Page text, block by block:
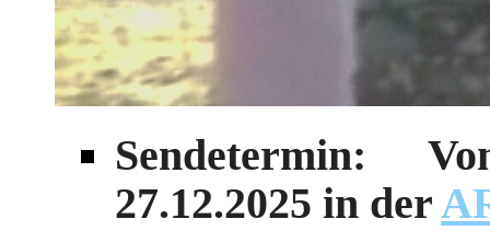
Sendetermin:
27.12.2025 in der